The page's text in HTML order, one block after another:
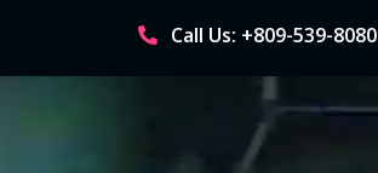
content
Call Us: +809-539-8080